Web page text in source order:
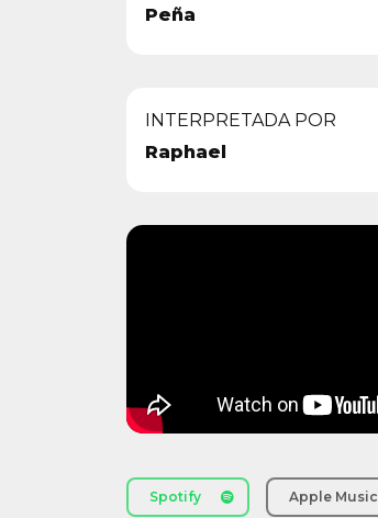
Peña
INTERPRETADA POR
Raphael
Spotify Apple Music